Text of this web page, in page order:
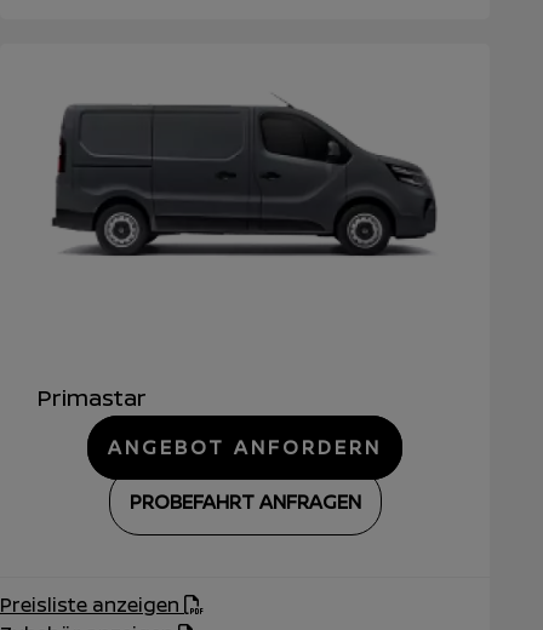
Primastar
ANGEBOT ANFORDERN
PROBEFAHRT ANFRAGEN
Preisliste anzeigen